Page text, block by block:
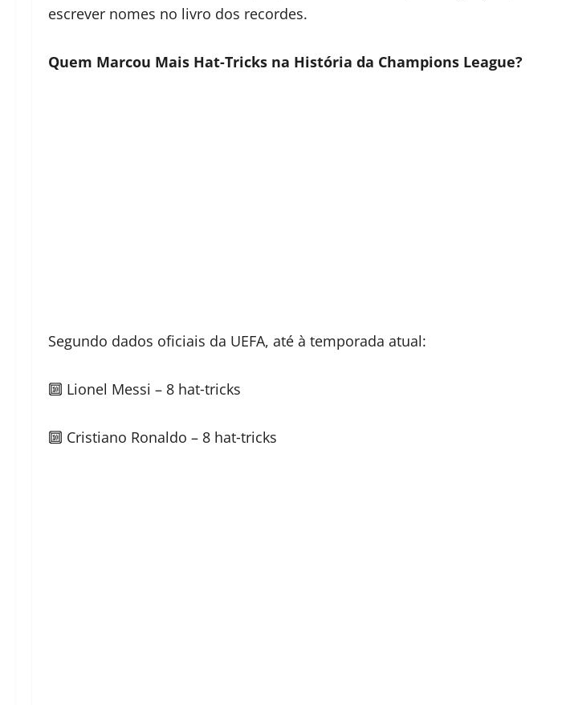
escrever nomes no livro dos recordes.
Quem Marcou Mais Hat‑Tricks na História da Champions League?
Segundo dados oficiais da UEFA, até à temporada atual:
🔟 Lionel Messi – 8 hat‑tricks
🔟 Cristiano Ronaldo – 8 hat‑tricks